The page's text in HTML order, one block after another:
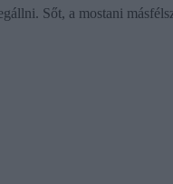
Sőt, a mostani